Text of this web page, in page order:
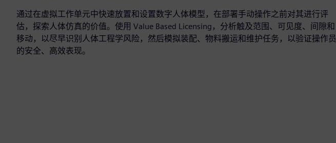
通过在虚拟工作单元中快速放置和设置数字人体模型，在部署手动操作之前对其进行评
估，探索人体仿真的价值。使用 Value Based Licensing，分析触及范围、可见度、间隙和
移动，以尽早识别人体工程学风险，然后模拟装配、物料搬运和维护任务，以验证操作员
的安全、高效表现。